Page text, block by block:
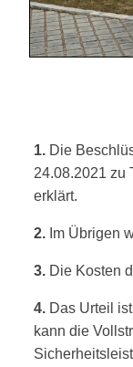
1.Die
24.08.2021 zu
erklärt.
2.Im Übrigen
3.Die Kosten
4.Das Urteil
kann die